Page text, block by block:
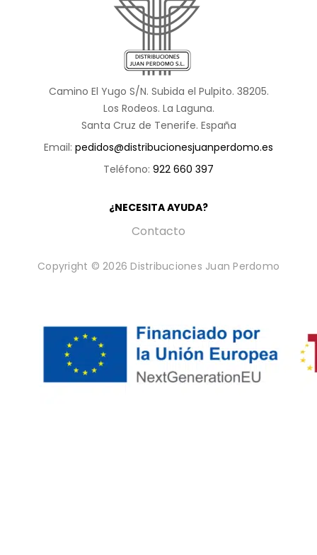
Camino El Yugo S/N. Subida el Pulpito. 38205.
Los Rodeos. La Laguna.
Santa Cruz de Tenerife. España
Email: pedidos@distribucionesjuanperdomo.es
Teléfono: 922 660 397
¿NECESITA AYUDA?
Contacto
Copyright © 2026 Distribuciones Juan Perdomo